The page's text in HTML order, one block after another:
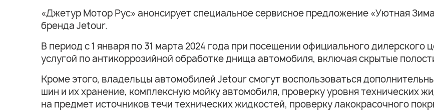
«Джетур Мотор Рус» анонсирует специальное сервисное предложение «Уютная
бренда Jetour.
В период с 1 января по 31 марта 2024 года при посещении официального дилерского
услугой по антикоррозийной обработке днища автомобиля, включая скрытые
Кроме этого, владельцы автомобилей Jetour смогут воспользоваться
шин и их хранение, комплексную мойку автомобиля, проверку уровня технических
на предмет источников течи технических жидкостей, проверку лакокрасочного